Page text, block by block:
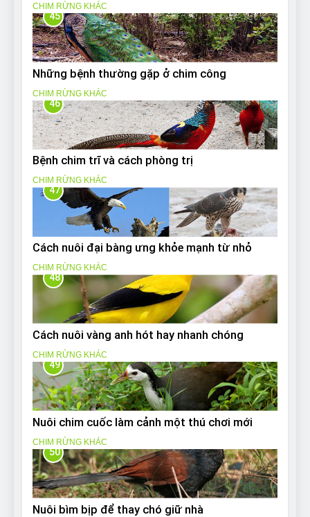
CHIM RỪNG KHÁC
45
Những bệnh thường gặp ở chim công
CHIM RỪNG KHÁC
46
Bệnh chim trĩ và cách phòng trị
CHIM RỪNG KHÁC
47
Cách nuôi đại bàng ưng khỏe mạnh từ nhỏ
CHIM RỪNG KHÁC
48
Cách nuôi vàng anh hót hay nhanh chóng
CHIM RỪNG KHÁC
49
Nuôi chim cuốc làm cảnh một thú chơi mới
CHIM RỪNG KHÁC
50
Nuôi bìm bịp để thay chó giữ nhà